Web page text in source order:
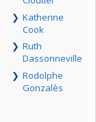
Katherine
Cook
Ruth
Dassonneville
Rodolphe
Gonzalès